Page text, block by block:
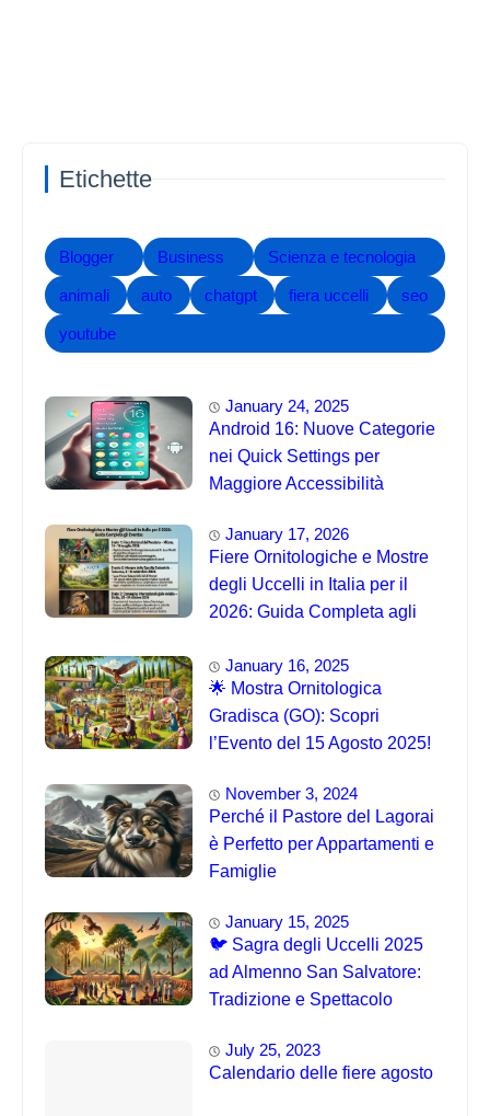
Etichette
Blogger Business Scienza e tecnologia
animali auto chatgpt fiera uccelli seo
youtube
January 24, 2025
Android 16: Nuove Categorie
nei Quick Settings per
Maggiore Accessibilità
January 17, 2026
Fiere Ornitologiche e Mostre
degli Uccelli in Italia per il
2026: Guida Completa agli
January 16, 2025
🌟 Mostra Ornitologica
Gradisca (GO): Scopri
l’Evento del 15 Agosto 2025!
November 3, 2024
Perché il Pastore del Lagorai
è Perfetto per Appartamenti e
Famiglie
January 15, 2025
🐦 Sagra degli Uccelli 2025
ad Almenno San Salvatore:
Tradizione e Spettacolo
July 25, 2023
Calendario delle fiere agosto